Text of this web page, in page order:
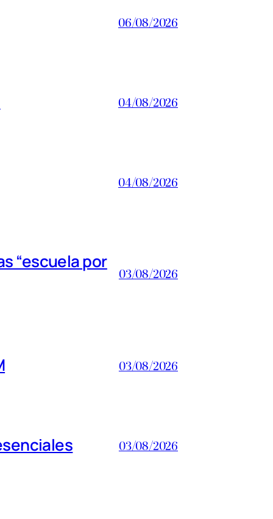
06/08/2026
04/08/2026
04/08/2026
“escuela por
03/08/2026
03/08/2026
03/08/2026